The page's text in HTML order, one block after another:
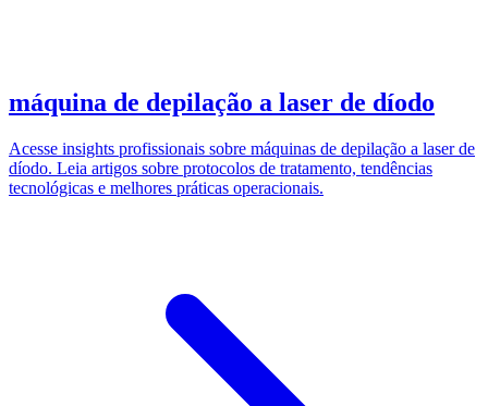
máquina de depilação a laser de díodo
Acesse insights profissionais sobre máquinas de depilação a laser de
díodo. Leia artigos sobre protocolos de tratamento, tendências
tecnológicas e melhores práticas operacionais.